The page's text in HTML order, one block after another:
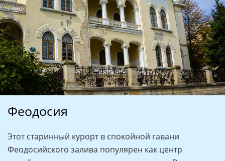
Феодосия
Этот старинный курорт в спокойной гавани
Феодосийского залива популярен как центр